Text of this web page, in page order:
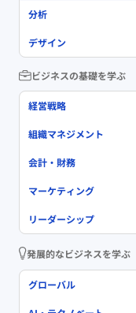
分析
デザイン
ビジネスの基礎を学ぶ
経営戦略
組織マネジメント
会計・財務
マーケティング
リーダーシップ
発展的なビジネスを学ぶ
グローバル